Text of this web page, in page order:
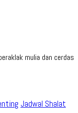
mulia dan cerdas
Jadwal Shalat